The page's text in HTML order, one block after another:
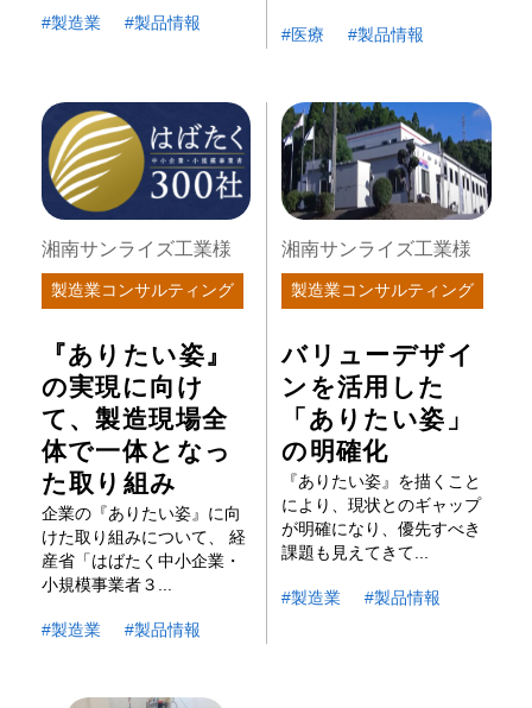
製造業 製品情報
医療 製品情報
湘南サンライズ工業様
製造業コンサルティング
『ありたい姿』
の実現に向け
て、製造現場全
体で一体となっ
た取り組み
企業の『ありたい姿』に向
けた取り組みについて、 経
産省「はばたく中小企業・
小規模事業者３...
製造業 製品情報
湘南サンライズ工業様
製造業コンサルティング
バリューデザイ
ンを活用した
「ありたい姿」
の明確化
『ありたい姿』を描くこと
により、現状とのギャップ
が明確になり、優先すべき
課題も見えてきて...
製造業 製品情報